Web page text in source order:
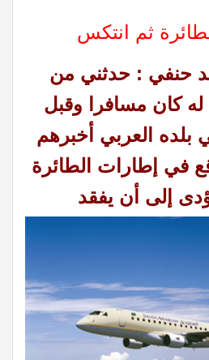
ثم انتكس
حنفي : حدثني من
له كان مسافرا وقبل
بلده العربي أخبرهم
في إطارات الطائرة
إلى أن يفقد